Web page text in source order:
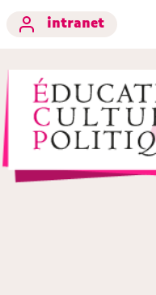
intranet